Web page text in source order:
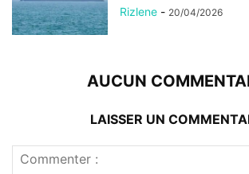
Rizlene - 20/04/2026
AUCUN
LAISSER UN